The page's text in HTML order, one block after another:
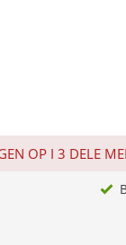
OP I 3 DELE